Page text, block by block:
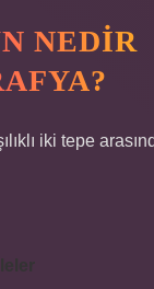
NEDIR
iki tepe